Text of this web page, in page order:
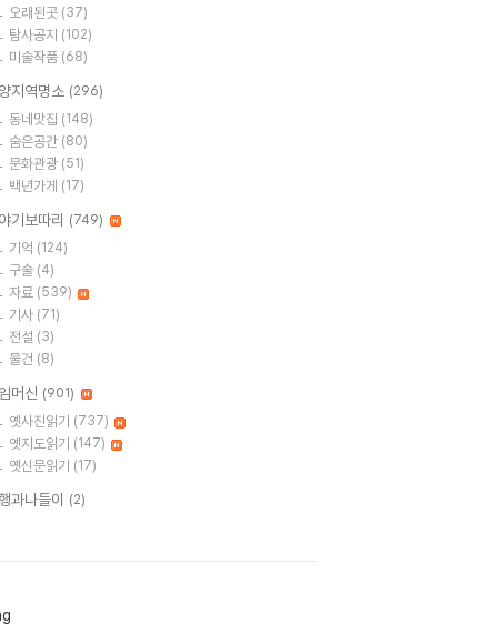
오래된곳 (37)
탐사공지 (102)
미술작품 (68)
지역명소 (296)
동네맛집 (148)
숨은공간 (80)
문화관광 (51)
백년가게 (17)
기보따리 (749)
기억 (124)
구술 (4)
자료 (539)
기사 (71)
전설 (3)
물건 (8)
머신 (901)
옛사진읽기 (737)
옛지도읽기 (147)
옛신문읽기 (17)
과나들이 (2)